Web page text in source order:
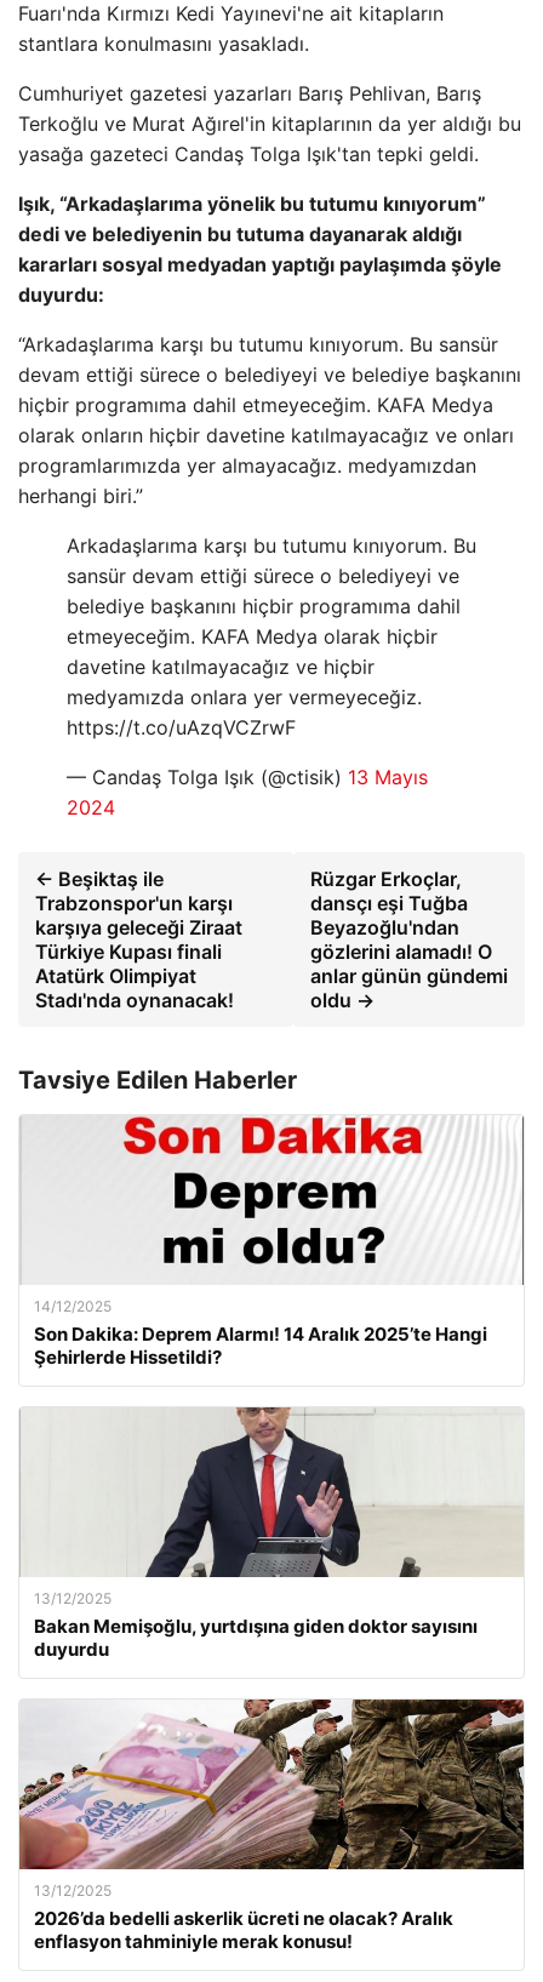
Fuarı'nda Kırmızı Kedi Yayınevi'ne ait kitapların
stantlara konulmasını yasakladı.
Cumhuriyet gazetesi yazarları Barış Pehlivan, Barış
Terkoğlu ve Murat Ağırel'in kitaplarının da yer aldığı bu
yasağa gazeteci Candaş Tolga Işık'tan tepki geldi.
Işık, “Arkadaşlarıma yönelik bu tutumu kınıyorum”
dedi ve belediyenin bu tutuma dayanarak aldığı
kararları sosyal medyadan yaptığı paylaşımda şöyle
duyurdu:
“Arkadaşlarıma karşı bu tutumu kınıyorum. Bu sansür
devam ettiği sürece o belediyeyi ve belediye başkanını
hiçbir programıma dahil etmeyeceğim. KAFA Medya
olarak onların hiçbir davetine katılmayacağız ve onları
programlarımızda yer almayacağız. medyamızdan
herhangi biri.”
Arkadaşlarıma karşı bu tutumu kınıyorum. Bu
sansür devam ettiği sürece o belediyeyi ve
belediye başkanını hiçbir programıma dahil
etmeyeceğim. KAFA Medya olarak hiçbir
davetine katılmayacağız ve hiçbir
medyamızda onlara yer vermeyeceğiz.
https://t.co/uAzqVCZrwF
— Candaş Tolga Işık (@ctisik) 13 Mayıs
2024
← Beşiktaş ile
Trabzonspor'un karşı
karşıya geleceği Ziraat
Türkiye Kupası finali
Atatürk Olimpiyat
Stadı'nda oynanacak!
Rüzgar Erkoçlar,
dansçı eşi Tuğba
Beyazoğlu'ndan
gözlerini alamadı! O
anlar günün gündemi
oldu →
Tavsiye Edilen Haberler
14/12/2025
Son Dakika: Deprem Alarmı! 14 Aralık 2025’te Hangi
Şehirlerde Hissetildi?
13/12/2025
Bakan Memişoğlu, yurtdışına giden doktor sayısını
duyurdu
13/12/2025
2026’da bedelli askerlik ücreti ne olacak? Aralık
enflasyon tahminiyle merak konusu!